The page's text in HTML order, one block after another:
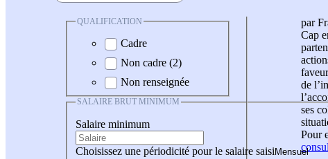
QUALIFICATION
Cadre
Non cadre (2)
Non renseignée
SALAIRE BRUT MINIMUM
Salaire minimum
Choisissez une périodicité pour le salaire saisi
par
Cap
de
ses
Pour